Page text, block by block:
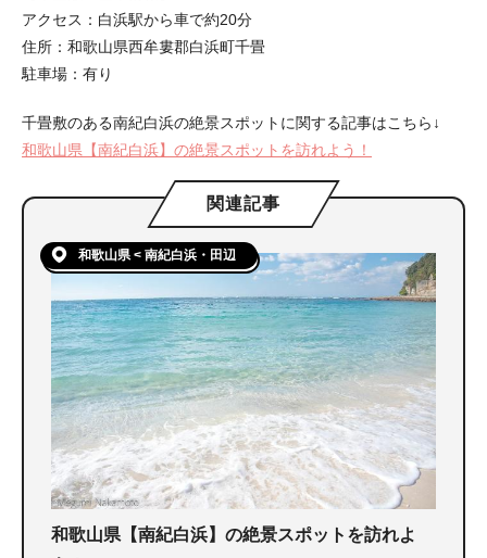
アクセス：白浜駅から車で約20分
住所：和歌山県西牟婁郡白浜町千畳
駐車場：有り
千畳敷のある南紀白浜の絶景スポットに関する記事はこちら↓
和歌山県【南紀白浜】の絶景スポットを訪れよう！
関連記事
和歌山県 < 南紀白浜・田辺
和歌山県【南紀白浜】の絶景スポットを訪れよ